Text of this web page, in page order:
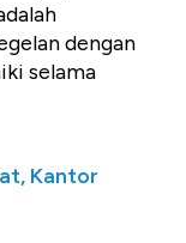
dengan
selama
Kantor